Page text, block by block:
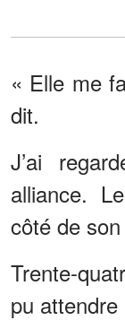
« Elle me
dit.
J’ai
alliance.
côté de
Trente-
pu